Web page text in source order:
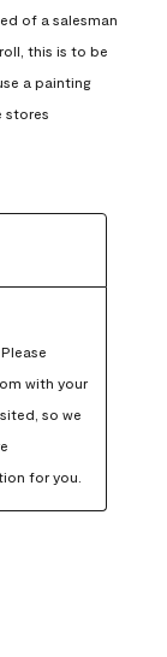
of a salesman
this is to be
a painting
stores
with your
so we
for you.